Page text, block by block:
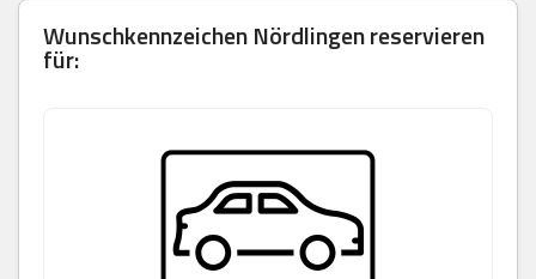
Wunschkennzeichen Nördlingen reservieren
für: